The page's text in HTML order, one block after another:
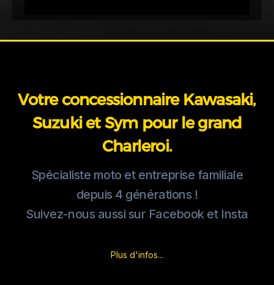
Votre concessionnaire Kawasaki,
Suzuki et Sym pour le grand
Charleroi.
Spécialiste moto et entreprise familiale
depuis 4 générations !
Suivez-nous aussi sur Facebook et Insta
Plus d'infos...